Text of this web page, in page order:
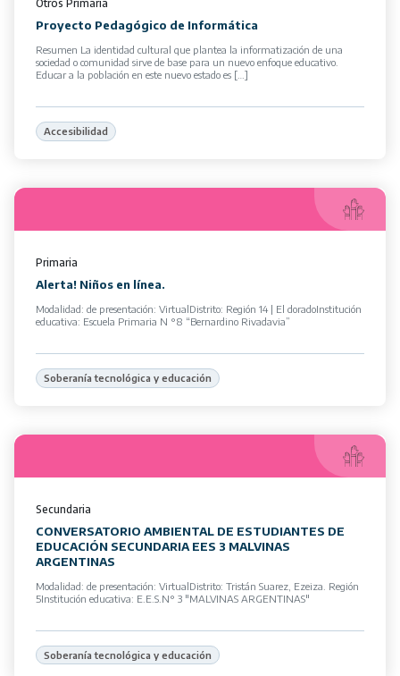
Otros Primaria
Proyecto Pedagógico de Informática
Resumen La identidad cultural que plantea la informatización de una
sociedad o comunidad sirve de base para un nuevo enfoque educativo.
Educar a la población en este nuevo estado es […]
Accesibilidad
Primaria
Alerta! Niños en línea.
Modalidad: de presentación: VirtualDistrito: Región 14 | El doradoInstitución
educativa: Escuela Primaria N °8 “Bernardino Rivadavia”
Soberanía tecnológica y educación
Secundaria
CONVERSATORIO AMBIENTAL DE ESTUDIANTES DE
EDUCACIÓN SECUNDARIA EES 3 MALVINAS
ARGENTINAS
Modalidad: de presentación: VirtualDistrito: Tristán Suarez, Ezeiza. Región
5Institución educativa: E.E.S.N° 3 "MALVINAS ARGENTINAS"
Soberanía tecnológica y educación